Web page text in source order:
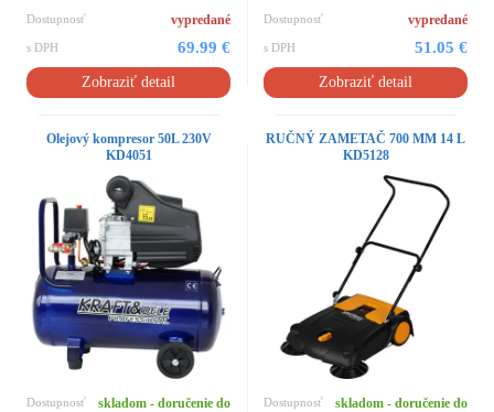
Dostupnosť vypredané
s DPH 69.99 €
Zobraziť detail
Dostupnosť vypredané
s DPH 51.05 €
Zobraziť detail
Olejový kompresor 50L 230V
KD4051
Dostupnosť
skladom - doručenie do
RUČNÝ ZAMETAČ 700 MM 14 L
KD5128
Dostupnosť
skladom - doručenie do